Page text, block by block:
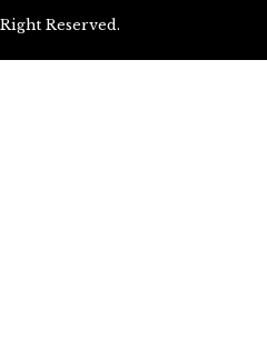
Reserved.